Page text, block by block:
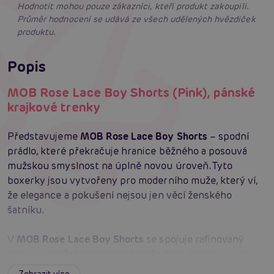
Hodnotit mohou pouze zákazníci, kteří produkt zakoupili.
Průměr hodnocení se udává ze všech udělených hvězdiček
produktu.
Popis
MOB Rose Lace Boy Shorts (Pink), pánské
krajkové trenky
Představujeme MOB Rose Lace Boy Shorts – spodní
prádlo, které překračuje hranice běžného a posouvá
mužskou smyslnost na úplně novou úroveň. Tyto
boxerky jsou vytvořeny pro moderního muže, který ví,
že elegance a pokušení nejsou jen věcí ženského
šatníku.
V MOB Rose Lace Boy Shorts se spojuje rafinovaný
pečlivě ušitý